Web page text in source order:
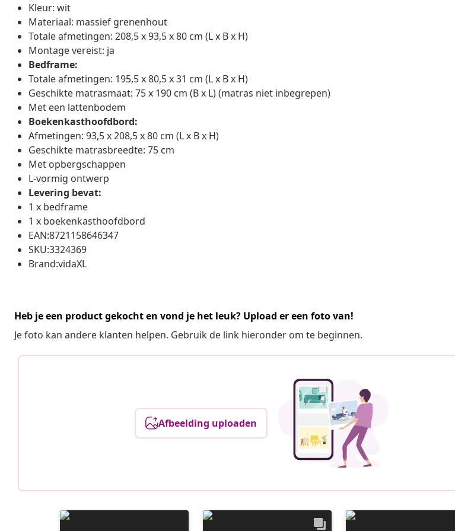
Kleur: wit
Materiaal: massief grenenhout
Totale afmetingen: 208,5 x 93,5 x 80 cm (L x B x H)
Montage vereist: ja
Bedframe:
Totale afmetingen: 195,5 x 80,5 x 31 cm (L x B x H)
Geschikte matrasmaat: 75 x 190 cm (B x L) (matras niet inbegrepen)
Met een lattenbodem
Boekenkasthoofdbord:
Afmetingen: 93,5 x 208,5 x 80 cm (L x B x H)
Geschikte matrasbreedte: 75 cm
Met opbergschappen
L-vormig ontwerp
Levering bevat:
1 x bedframe
1 x boekenkasthoofdbord
EAN:8721158646347
SKU:3324369
Brand:vidaXL
Heb je een product gekocht en vond je het leuk? Upload er een foto van!
Je foto kan andere klanten helpen. Gebruik de link hieronder om te beginnen.
Afbeelding uploaden